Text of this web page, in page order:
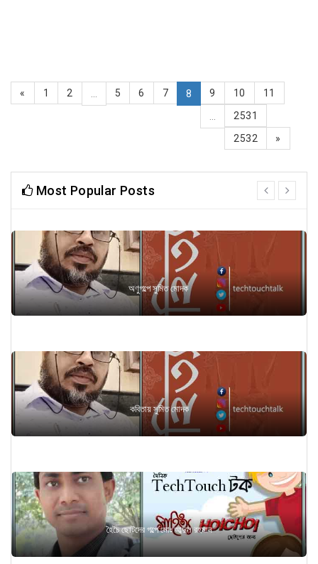
« 1 2 5 6 7 8 9 10 11
2531
2532
»
Most Popular Posts
অণুগল্পে সুমিত মোদক
কবিতায় সুমিত মোদক
হৈচৈ ছোটদের গল্পে মোঃ আব্দুল রহমান
prev